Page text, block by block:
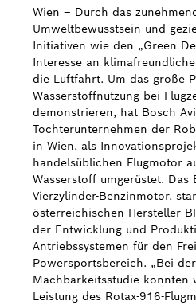
Wien – Durch das
Umweltbewusstsein und
Initiativen wie den „Green
Interesse an
die Luftfahrt. Um das große
Wasserstoffnutzung bei
demonstrieren, hat Bosch
Tochterunternehmen der
in Wien, als
handelsüblichen Flugmotor
Wasserstoff umgerüstet. Das
Vierzylinder-Benzinmotor,
österreichischen Hersteller
der Entwicklung und
Antriebssystemen für den
Powersportsbereich. „Bei
Machbarkeitsstudie konnten
Leistung des Rotax-916-